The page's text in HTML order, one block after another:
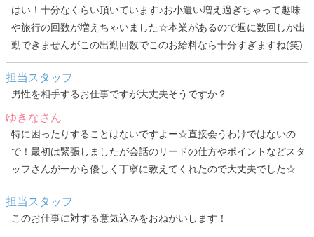
はい！十分なくらい頂いています♪お小遣い増え過ぎちゃって趣味
や旅行の回数が増えちゃいました☆本業があるので週に数回しか出
勤できませんがこの出勤回数でこのお給料なら十分すぎますね(笑)
担当スタッフ
男性を相手するお仕事ですが大丈夫そうですか？
ゆきなさん
特に困ったりすることはないですよー☆直接会うわけではないの
で！最初は緊張しましたが会話のリードの仕方やポイントなどスタ
ッフさんが一から優しく丁寧に教えてくれたので大丈夫でした☆
担当スタッフ
このお仕事に対する意気込みをおねがいします！